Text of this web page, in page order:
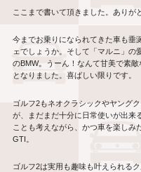
ここまで書いて頂きました。ありが
今までお乗りになられてきた車も垂
ェでしょうか。そして「マルニ」の
のBMW。うーん！なんて甘美で素
となりました。喜ばしい限りです。
ゴルフ2もネオクラシックやヤング
が、まだまだ十分に日常使いが出来
ことも考えながら、かつ車を楽しみ
GTI
ゴルフ2は実用も趣味も叶えられる